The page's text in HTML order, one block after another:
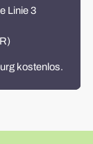
Linie 3
kostenlos.